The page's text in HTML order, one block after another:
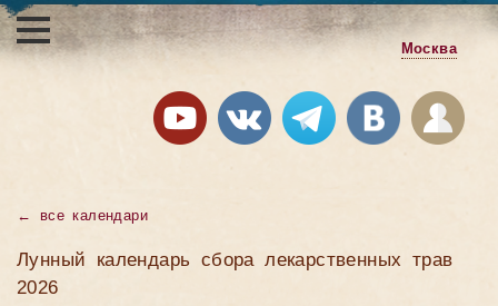
Москва
← все календари
Лунный календарь сбора лекарственных трав
2026